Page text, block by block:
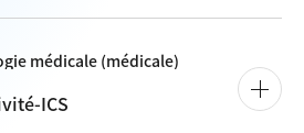
médicale (médicale)
ICS